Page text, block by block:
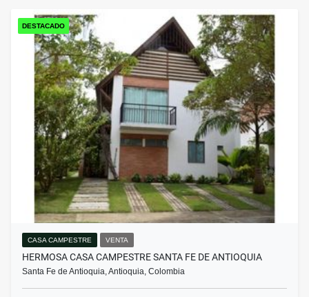
DESTACADO
CASA CAMPESTRE VENTA
HERMOSA CASA CAMPESTRE SANTA FE DE ANTIOQUIA
Santa Fe de Antioquia, Antioquia, Colombia